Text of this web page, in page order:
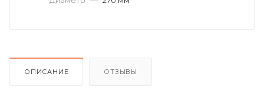
ОПИСАНИЕ ОТЗЫВЫ